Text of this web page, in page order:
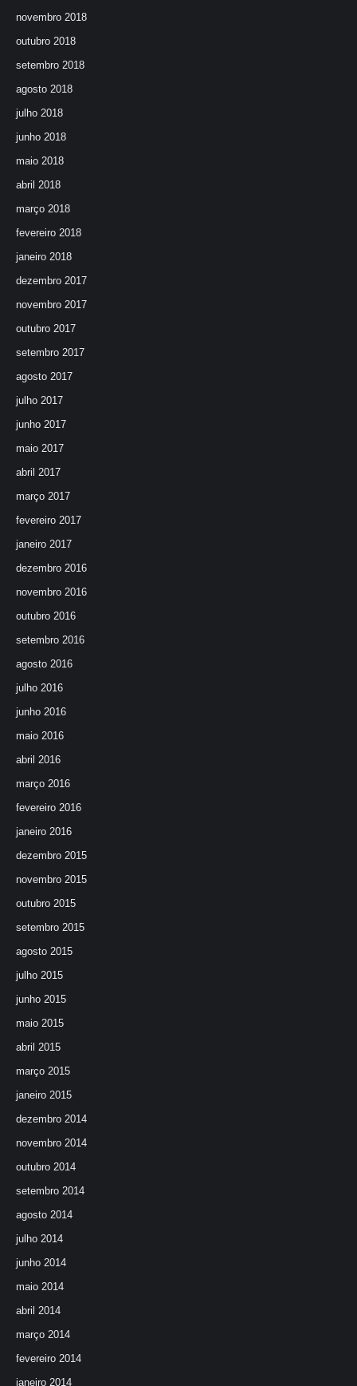
novembro 2018
outubro 2018
setembro 2018
agosto 2018
julho 2018
junho 2018
maio 2018
abril 2018
março 2018
fevereiro 2018
janeiro 2018
dezembro 2017
novembro 2017
outubro 2017
setembro 2017
agosto 2017
julho 2017
junho 2017
maio 2017
abril 2017
março 2017
fevereiro 2017
janeiro 2017
dezembro 2016
novembro 2016
outubro 2016
setembro 2016
agosto 2016
julho 2016
junho 2016
maio 2016
abril 2016
março 2016
fevereiro 2016
janeiro 2016
dezembro 2015
novembro 2015
outubro 2015
setembro 2015
agosto 2015
julho 2015
junho 2015
maio 2015
abril 2015
março 2015
janeiro 2015
dezembro 2014
novembro 2014
outubro 2014
setembro 2014
agosto 2014
julho 2014
junho 2014
maio 2014
abril 2014
março 2014
fevereiro 2014
janeiro 2014